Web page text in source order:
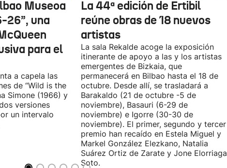
Museoa
26”, una
para el
a capela las
de “Wild is the
Simone (1966) y
versiones
un intervalo
La 44ª edición de Ertibil
reúne obras de 18 nuevos
artistas
La sala Rekalde acoge la exposición
itinerante de apoyo a las y los artistas
emergentes de Bizkaia, que
permanecerá en Bilbao hasta el 18 de
octubre. Desde allí, se trasladará a
Barakaldo (21 de octubre -5 de
noviembre), Basauri (6-29 de
noviembre) e Igorre (30-30 de
noviembre). El primer, segundo y tercer
premio han recaído en Estela Miguel y
Markel González Elezkano, Natalia
Suárez Ortiz de Zarate y Jone Elorriaga
Soto.